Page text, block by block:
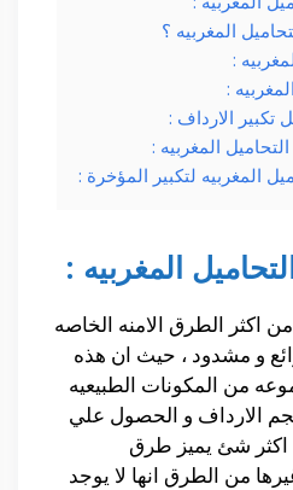
المغربيه ؟
:
:
تكبير الارداف :
المغربيه :
المغربيه لتكبير المؤخرة :
المغربيه :
من اكثر الطرق الامنه الخاصه
و مشدود ، حيث ان هذه
من المكونات الطبيعيه
الارداف و الحصول علي
اكثر شئ يميز طرق
من الطرق انها لا يوجد